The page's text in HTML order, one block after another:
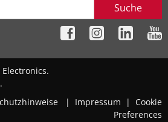
Suche
| Impressum | Cookie
Preferences